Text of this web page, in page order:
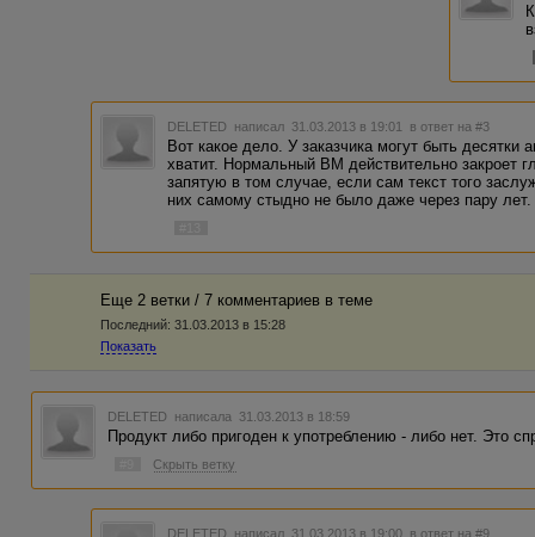
DELETED написал 31.03.2013 в 19:01 в ответ на #3
Вот какое дело. У заказчика могут быть десятки
хватит. Нормальный ВМ действительно закроет
запятую в том случае, если сам текст того
них самому стыдно не было даже через пару лет.
Еще 2 ветки / 7 комментариев в темe
Последний: 31.03.2013 в 15:28
Показать
DELETED написала 31.03.2013 в 18:59
Продукт либо пригоден к употреблению - либо нет. Это
Скрыть ветку
DELETED написал 31.03.2013 в 19:00 в ответ на #9